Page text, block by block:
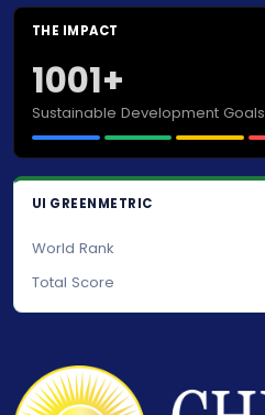
THE IMPACT
1001+
Sustainable Development Goals
UI GREENMETRIC
World Rank
Total Score